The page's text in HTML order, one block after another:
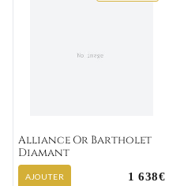
Alliance Or Bartholet
Diamant
AJOUTER 1 638€